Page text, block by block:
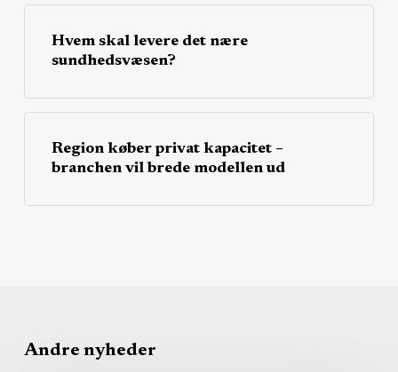
Hvem skal levere det nære
sundhedsvæsen?
Region køber privat kapacitet –
branchen vil brede modellen ud
Andre nyheder